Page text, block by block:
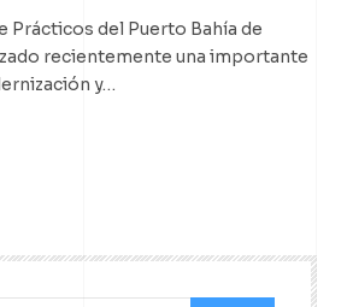
Prácticos del Puerto Bahía de
recientemente una importante
y…